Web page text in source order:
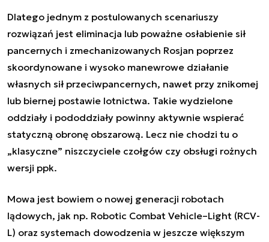
Dlatego jednym z postulowanych scenariuszy
rozwiązań jest eliminacja lub poważne osłabienie sił
pancernych i zmechanizowanych Rosjan poprzez
skoordynowane i wysoko manewrowe działanie
własnych sił przeciwpancernych, nawet przy znikomej
lub biernej postawie lotnictwa. Takie wydzielone
oddziały i pododdziały powinny aktywnie wspierać
statyczną obronę obszarową. Lecz nie chodzi tu o
„klasyczne” niszczyciele czołgów czy obsługi rożnych
wersji ppk.
Mowa jest bowiem o nowej generacji robotach
lądowych, jak np. Robotic Combat Vehicle–Light (RCV-
L) oraz systemach dowodzenia w jeszcze większym